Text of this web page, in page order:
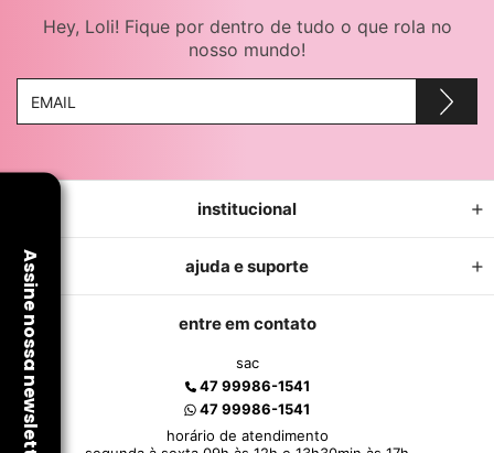
Hey, Loli! Fique por dentro de tudo o que rola no
nosso mundo!
institucional
ajuda e suporte
entre em contato
sac
47 99986-1541
47 99986-1541
horário de atendimento